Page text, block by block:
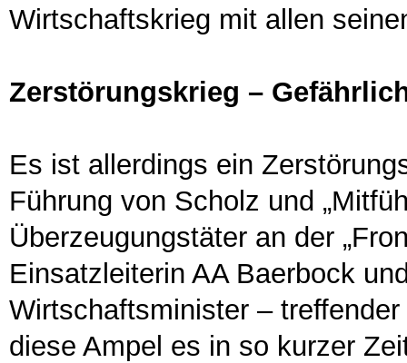
Wirtschaftskrieg mit allen
Zerstörungskrieg –
Es ist allerdings ein
Führung von Scholz und
Überzeugungstäter an der
Einsatzleiterin AA Baerbock
Wirtschaftsminister –
diese Ampel es in so kurzer